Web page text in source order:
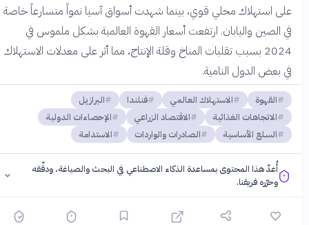
على استهلاك محلي قوي، بينما شهدت أسواق آسيا نمواً متسارعاً خاصة
في الصين واليابان. ارتفعت أسعار القهوة العالمية بشكل ملموس في
2024 بسبب تقلبات المناخ وقلة الإنتاج، مما أثر على معدلات الاستهلاك
في بعض الدول النامية.
القهوة الاستهلاك العالمي فنلندا
البرازيل
الاتجاهات الغذائية
الاقتصاد الزراعي
الإحصاءات الدولية
السلع الأساسية
الصادرات والواردات الاستدامة
أُعدّ هذا المحتوى بمساعدة الذكاء الاصطناعي في البحث والصياغة، ودقّقه
وحرّره فريقنا.